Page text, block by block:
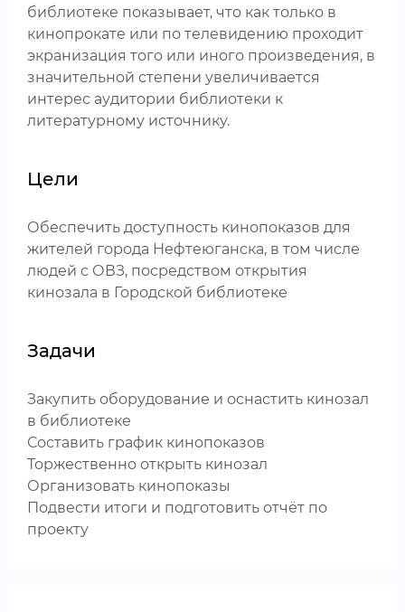
библиотеке показывает, что как только в
кинопрокате или по телевидению проходит
экранизация того или иного произведения, в
значительной степени увеличивается
интерес аудитории библиотеки к
литературному источнику.
Цели
Обеспечить доступность кинопоказов для
жителей города Нефтеюганска, в том числе
людей с ОВЗ, посредством открытия
кинозала в Городской библиотеке
Задачи
Закупить оборудование и оснастить кинозал
в библиотеке
Составить график кинопоказов
Торжественно открыть кинозал
Организовать кинопоказы
Подвести итоги и подготовить отчёт по
проекту